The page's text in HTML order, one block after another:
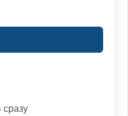
сразу